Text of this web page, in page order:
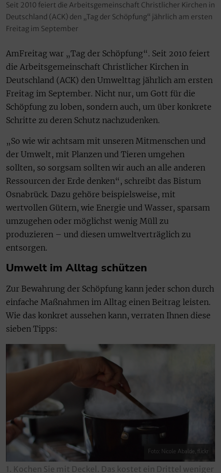
Seit 2010 feiert die Arbeitsgemeinschaft Christlicher Kirchen in
Deutschland (ACK) den „Tag der Schöpfung“ jährlich am ersten
Freitag im September
AmFreitag war „Tag der Schöpfung“. Seit 2010 feiert
die Arbeitsgemeinschaft Christlicher Kirchen in
Deutschland (ACK) den Umwelttag jährlich am ersten
Freitag im September. Nicht nur, um Gott für die
Schöpfung zu loben, sondern auch, um über konkrete
Schritte zu deren Schutz nachzudenken.
„So wie wir achtsam mit unseren Mitmenschen und
der Umwelt, mit Planzen und Tieren umgehen
sollten, so sorgsam sollten wir auch an alle anderen
Ressourcen der Erde denken“, schreibt das Bistum
Osnabrück. Dazu gehöre beispielsweise, mit
wertvollen Gütern, wie Energie und Wasser, sparsam
umzugehen oder möglichst wenig Müll zu
produzieren – und diesen umweltverträglich zu
entsorgen.
Umwelt im Alltag schützen
Zur Bewahrung der Schöpfung kann jeder schon durch
einfache Maßnahmen im Alltag einen Beitrag leisten.
Wie das konkret aussehen kann, verraten Ihnen diese
sieben Tipps:
Foto: Nicole Abalde, flickr
1. Kochen Sie mit Deckel. Das kostet ein Drittel weniger